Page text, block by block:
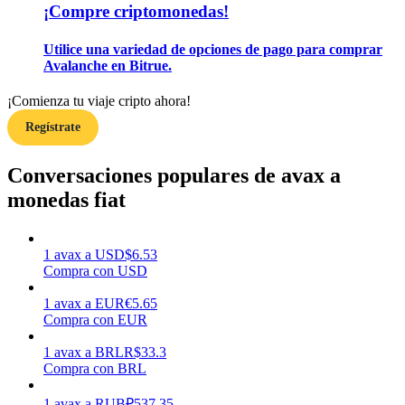
Gana recompensas competitivas diariamente
¡Compre criptomonedas!
Utilice una variedad de opciones de pago para comprar
Avalanche en Bitrue.
¡Comienza tu viaje cripto ahora!
Regístrate
Conversaciones populares de avax a
monedas fiat
1 avax a USD$6.53
Compra con USD
1 avax a EUR€5.65
Compra con EUR
1 avax a BRLR$33.3
Compra con BRL